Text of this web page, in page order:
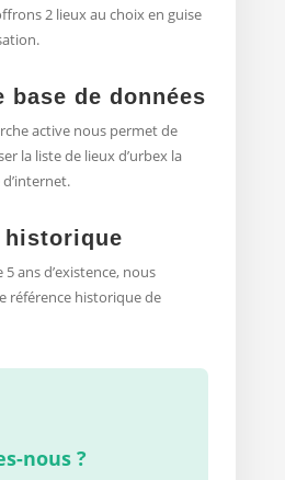
2 lieux au choix en guise
base de données
active nous permet de
la liste de lieux d’urbexla
historique
5 ans d’existence, nous
référence historique de
nous ?